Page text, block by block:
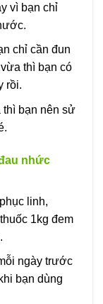
vì bạn chỉ
chỉ cần đun
thì bạn có
rồi.
thì bạn nên sử
nhức
linh,
1kg đem
ngày trước
bạn dùng